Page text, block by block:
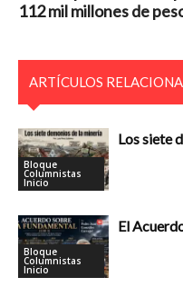
112 mil millones de
ARTÍCULOS
Bloque
Columnistas
Inicio
Los siete
Bloque
Columnistas
Inicio
El